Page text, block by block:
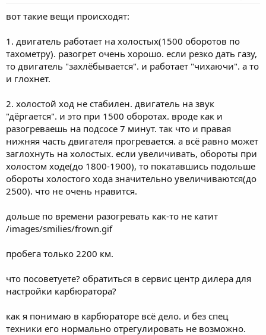
вот такие вещи происходят:
1. двигатель работает на холостых(1500 оборотов по
тахометру). разогрет очень хорошо. если резко дать газу,
то двигатель "захлёбывается". и работает "чихаючи". а то
и глохнет.
2. холостой ход не стабилен. двигатель на звук
"дёргается". и это при 1500 оборотах. вроде как и
разогреваешь на подсосе 7 минут. так что и правая
нижняя часть двигателя прогревается. а всё равно может
заглохнуть на холостых. если увеличивать, обороты при
холостом ходе(до 1800-1900), то покатавшись подольше
обороты холостого хода значительно увеличиваются(до
2500). что не очень нравится.
дольше по времени разогревать как-то не катит
/images/smilies/frown.gif
пробега только 2200 км.
что посоветуете? обратиться в сервис центр дилера для
настройки карбюратора?
как я понимаю в карбюраторе всё дело. и без спец
техники его нормально отрегулировать не возможно.